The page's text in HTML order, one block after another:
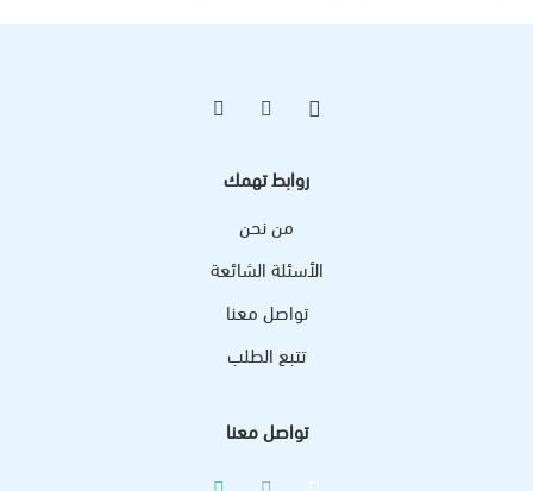
روابط تهمك
من نحن
الأسئلة الشائعة
تواصل معنا
تتبع الطلب
تواصل معنا